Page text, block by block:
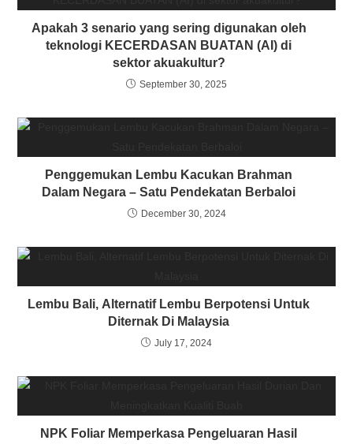
Apakah 3 senario yang sering digunakan oleh
teknologi KECERDASAN BUATAN (AI) di
sektor akuakultur?
September 30, 2025
Penggemukan Lembu Kacukan Brahman
Dalam Negara – Satu Pendekatan Berbaloi
December 30, 2024
Lembu Bali, Alternatif Lembu Berpotensi Untuk
Diternak Di Malaysia
July 17, 2024
NPK Foliar Memperkasa Pengeluaran Hasil